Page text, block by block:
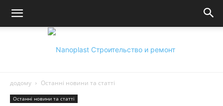
додому Останні новини та статті
Останні новини та статті